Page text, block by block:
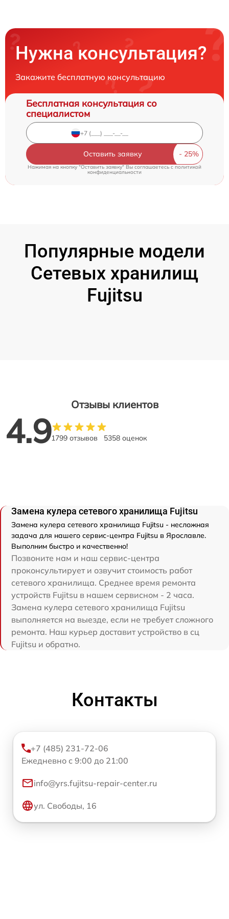
Нужна консультация?
Закажите бесплатную консультацию
Бесплатная консультация со
специалистом
Оставить заявку
Нажимая на кнопку "Оставить заявку" Вы соглашаетесь c политикой
конфиденциальности
Популярные модели
Сетевых хранилищ
Fujitsu
Отзывы клиентов
4.91799 отзывов 5358 оценок
Замена кулера сетевого хранилища Fujitsu
Замена кулера сетевого хранилища Fujitsu - несложная
задача для нашего сервис-центра Fujitsu в Ярославле.
Выполним быстро и качественно!
Позвоните нам и наш сервис-центра
проконсультирует и озвучит стоимость работ
сетевого хранилища. Среднее время ремонта
устройств Fujitsu в нашем сервисном - 2 часа.
Замена кулера сетевого хранилища Fujitsu
выполняется на выезде, если не требует сложного
ремонта. Наш курьер доставит устройство в сц
Fujitsu и обратно.
Контакты
+7 (485) 231-72-06
Ежедневно с 9:00 до 21:00
info@yrs.fujitsu-repair-center.ru
ул. Свободы, 16